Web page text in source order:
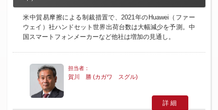
米中貿易摩擦による制裁措置で、2021年のHuawei（ファー
ウェイ）社ハンドセット世界出荷台数は大幅減少を予測。中
国スマートフォンメーカーなど他社は増加の見通し。
賀川 勝 (カガワ スグル)
詳細